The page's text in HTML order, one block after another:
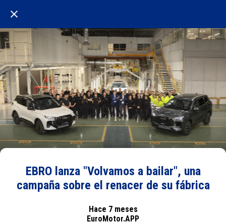
EBRO lanza "Volvamos a bailar", una
campaña sobre el renacer de su fábrica
Hace 7 meses
EuroMotor.APP